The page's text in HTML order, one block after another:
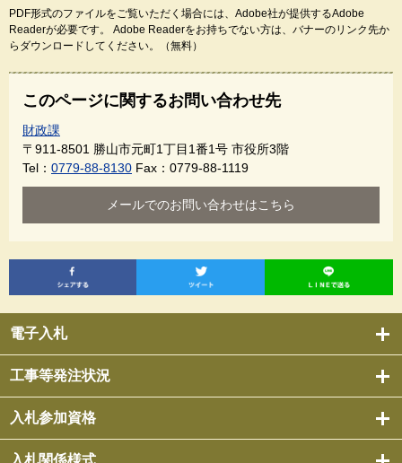
電子入札
工事等発注状況
入札参加資格
PDF形式のファイルをご覧いただく場合には、Adobe社が提供するAdobe
Readerが必要です。
Adobe Readerをお持ちでない方は、バナーのリンク先か
らダウンロードしてください。（無料）
このページに関するお問い合わせ先
財政課
〒911-8501 勝山市元町1丁目1番1号 市役所3階
Tel： 0779-88-8130 Fax：0779-88-1119
メールでのお問い合わせはこちら